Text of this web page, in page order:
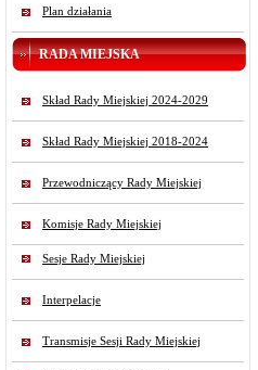
Plan działania
RADA MIEJSKA
Skład Rady Miejskiej 2024-2029
Skład Rady Miejskiej 2018-2024
Przewodniczący Rady Miejskiej
Komisje Rady Miejskiej
Sesje Rady Miejskiej
Interpelacje
Transmisje Sesji Rady Miejskiej